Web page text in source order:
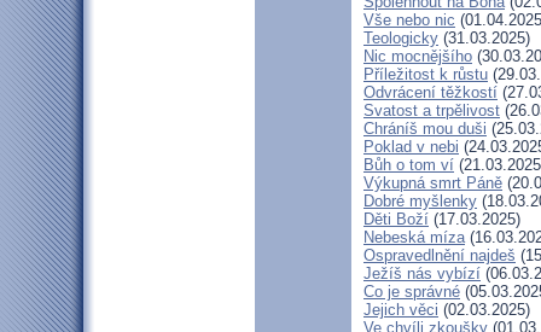
Vše nebo nic
Teologicky (31.03.2025)
Nic mocnějšího
Příležitost k růstu
Odvrácení těžkostí
Svatost a trpělivost
Chráníš mou duši
Poklad v nebi
Bůh o tom ví
Výkupná smrt Páně
Dobré myšlenky
Děti Boží (17.03.2025)
Nebeská míza
Ospravedlnění najdeš
Ježíš nás vybízí
Co je správné
Jejich věci (02.03.2025)
Ve chvíli zkoušky